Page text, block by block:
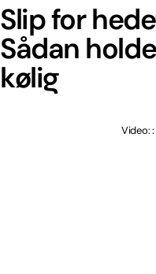
Slip for
Sådan
kølig
Video: